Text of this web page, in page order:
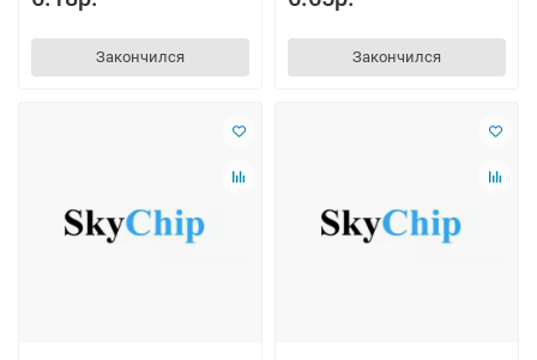
Закончился Закончился